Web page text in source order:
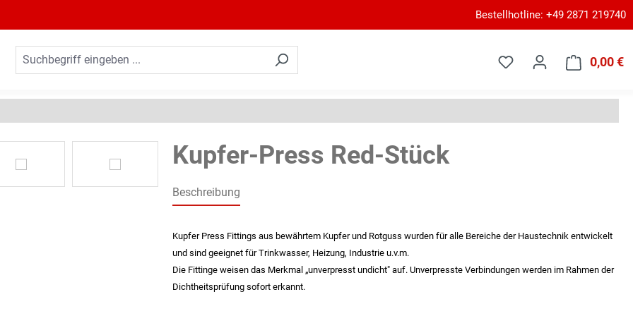
Bestellhotline: +49 2871 219740
0,00 €
Kupfer-Press Red-Stück
Beschreibung
Kupfer Press Fittings aus bewährtem Kupfer und Rotguss wurden für alle Bereiche der Haustechnik entwickelt
und sind geeignet für Trinkwasser, Heizung, Industrie u.v.m.
Die Fittinge weisen das Merkmal „unverpresst undicht" auf. Unverpresste Verbindungen werden im Rahmen der
Dichtheitsprüfung sofort erkannt.